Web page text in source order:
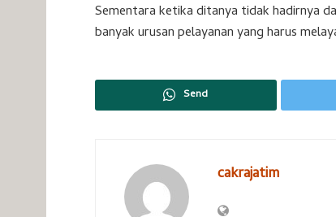
Sementara ketika ditanya tidak hadirnya
banyak urusan pelayanan yang harus
Send
cakrajatim